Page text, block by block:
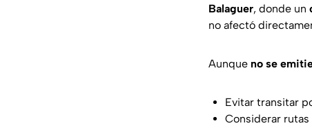
Balaguer, donde un
no afectó
Aunque no se
Evitar transitar
Considerar